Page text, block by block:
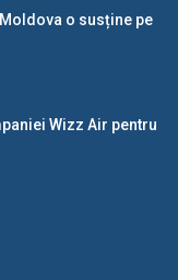
o susține pe
Wizz Air pentru